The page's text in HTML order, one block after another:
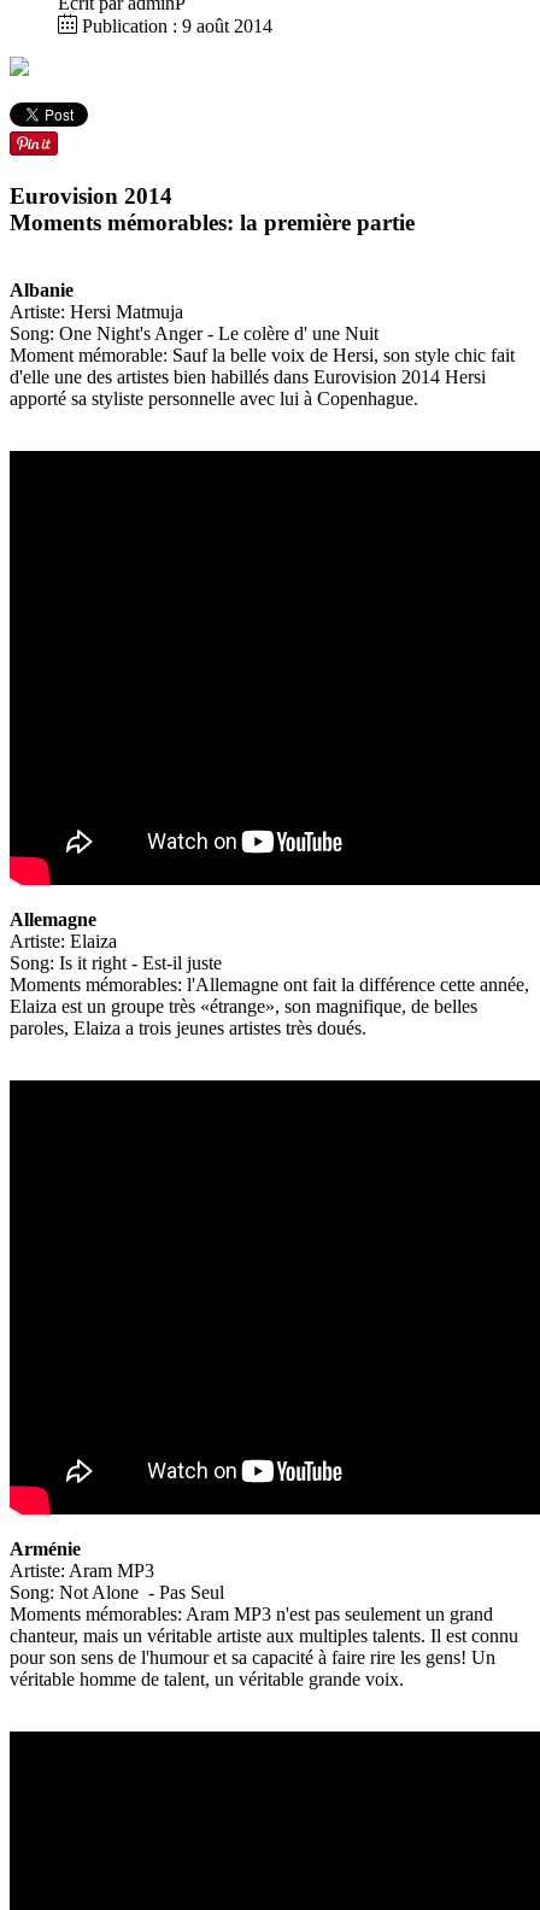
Publication : 9 août 2014
Eurovision 2014
Moments mémorables: la première partie
Albanie
Artiste: Hersi Matmuja
Song: One Night's Anger - Le colère d' une Nuit
Moment mémorable: Sauf la belle voix de Hersi, son style chic fait
d'elle une des artistes bien habillés dans Eurovision 2014 Hersi
apporté sa styliste personnelle avec lui à Copenhague.
Allemagne
Artiste: Elaiza
Song: Is it right - Est-il juste
Moments mémorables: l'Allemagne ont fait la différence cette année,
Elaiza est un groupe très «étrange», son magnifique, de belles
paroles, Elaiza a trois jeunes artistes très doués.
Arménie
Artiste: Aram MP3
Song: Not Alone - Pas Seul
Moments mémorables: Aram MP3 n'est pas seulement un grand
chanteur, mais un véritable artiste aux multiples talents. Il est connu
pour son sens de l'humour et sa capacité à faire rire les gens! Un
véritable homme de talent, un véritable grande voix.